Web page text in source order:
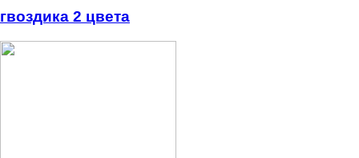
гвоздика 2 цвета